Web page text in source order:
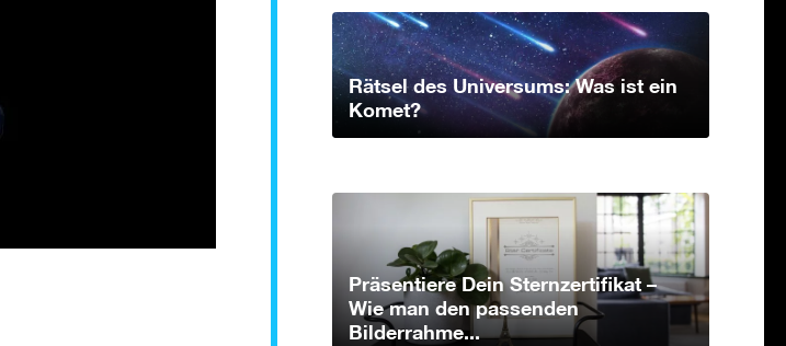
Rätsel des Universums: Was ist ein
Komet?
Präsentiere Dein Sternzertifikat –
Wie man den passenden
Bilderrahme...